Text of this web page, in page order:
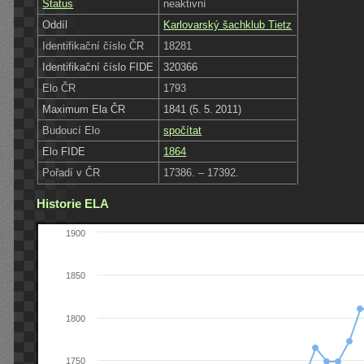
Status
neaktivní
Oddíl
Karlovarský šachklub Tietz
Identifikační číslo ČR
18281
Identifikační číslo FIDE
320366
Elo ČR
1793
Maximum Ela ČR
1841 (5. 5. 2011)
Budoucí Elo
spočítat
Elo FIDE
1864
Pořadí v ČR
17386. – 17392.
Historie ELA
1750
1800
1850
1900